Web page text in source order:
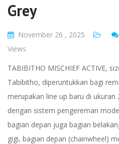
Grey
November 26 , 2025
Views
TABIBITHO MISCHIEF ACTIVE,
Tabibitho, diperuntukkan bagi
merupakan line up baru di ukuran
dengan sistem pengereman
bagian depan juga bagian
gigi, bagian depan (chainwheel)